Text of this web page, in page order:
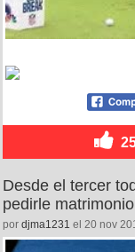
Desde el tercer
pedirle matrimonio
por djma1231 el 20 nov